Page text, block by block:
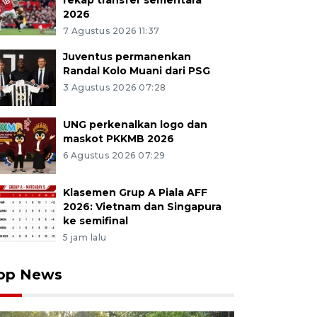
2026
7 Agustus 2026 11:37
Juventus permanenkan
Randal Kolo Muani dari PSG
3 Agustus 2026 07:28
UNG perkenalkan logo dan
maskot PKKMB 2026
6 Agustus 2026 07:29
Klasemen Grup A Piala AFF
2026: Vietnam dan Singapura
ke semifinal
5 jam lalu
News